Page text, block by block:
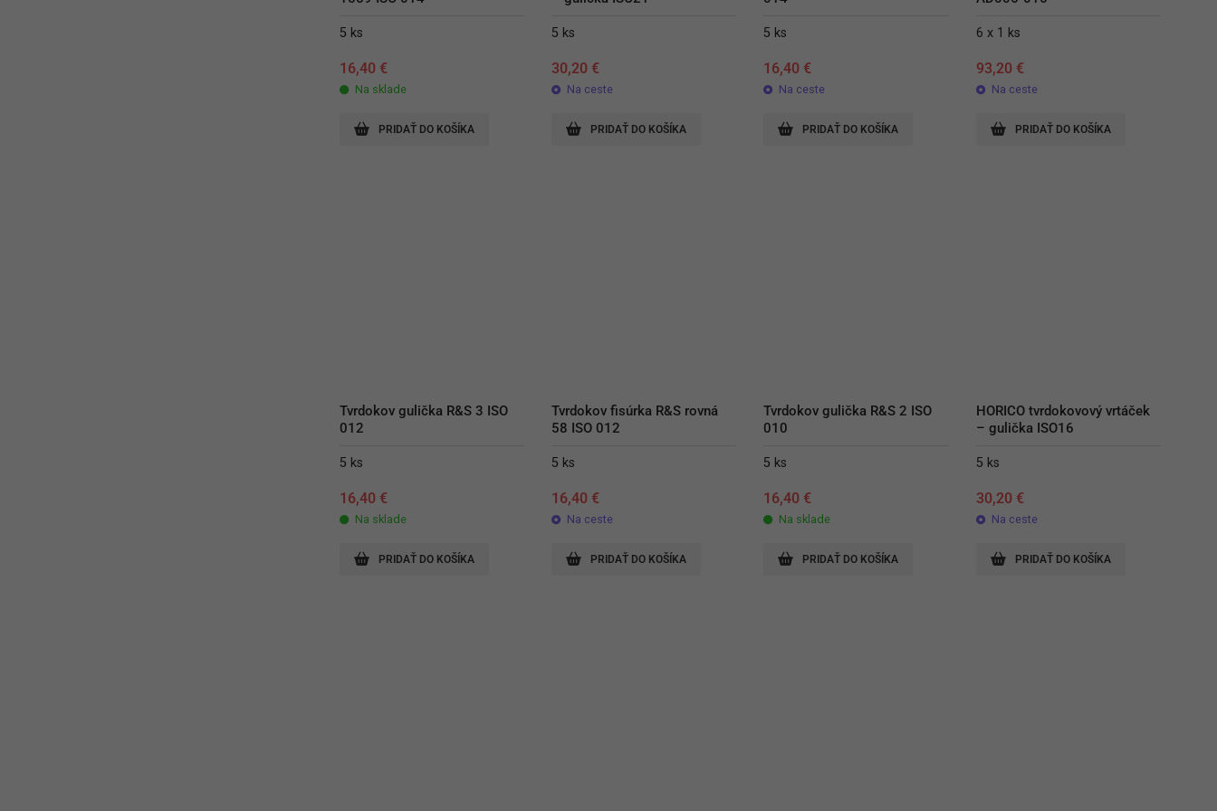
5 ks
16,40 €
Na sklade
PRIDAŤ DO KOŠÍKA
5 ks
30,20 €
Na ceste
PRIDAŤ DO KOŠÍKA
5 ks
16,40 €
Na ceste
PRIDAŤ DO KOŠÍKA
6 x 1 ks
93,20 €
Na ceste
PRIDAŤ DO KOŠÍKA
Tvrdokov gulička R&S 3 ISO
012
5 ks
16,40 €
Na sklade
PRIDAŤ DO KOŠÍKA
Tvrdokov fisúrka R&S rovná
58 ISO 012
5 ks
16,40 €
Na ceste
PRIDAŤ DO KOŠÍKA
Tvrdokov gulička R&S 2 ISO
010
5 ks
16,40 €
Na sklade
PRIDAŤ DO KOŠÍKA
HORICO tvrdokovový vrtáček
– gulička ISO16
5 ks
30,20 €
Na ceste
PRIDAŤ DO KOŠÍKA